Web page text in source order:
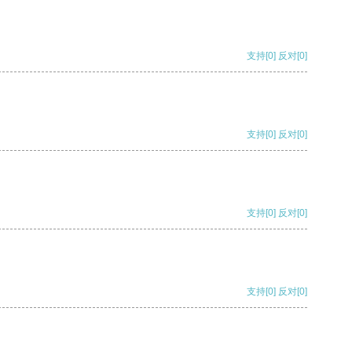
支持[0] 反对[0]
支持[0] 反对[0]
支持[0] 反对[0]
支持[0] 反对[0]